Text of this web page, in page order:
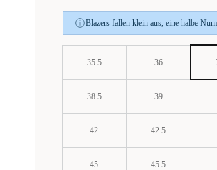
Blazers fallen klein aus, eine halbe
35.5 36
38.5 39
42 42.5
45 45.5